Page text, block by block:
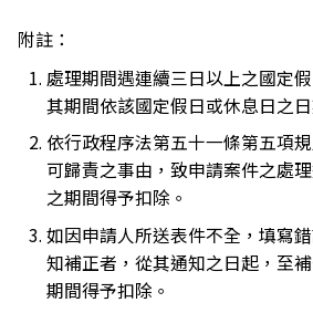
附註：
處理期間遇連續三日以上之國定
其期間依該國定假日或休息日之
依行政程序法第五十一條第五項
可歸責之事由，致申請案件之處
之期間得予扣除。
如因申請人所送表件不全，填寫
知補正者，從其通知之日起，至
期間得予扣除。